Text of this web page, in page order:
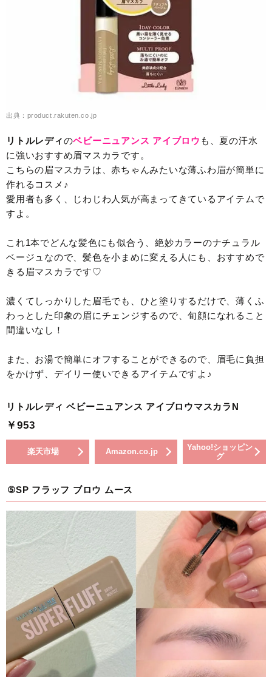
出典：product.rakuten.co.jp
リトルレディのベビーニュアンス アイブロウ も、夏の汗水
に強いおすすめ眉マスカラです。
こちらの眉マスカラは、赤ちゃんみたいな薄ふわ眉が簡単に
作れるコスメ♪
愛用者も多く、じわじわ人気が高まってきているアイテムで
すよ。
これ1本でどんな髪色にも似合う、絶妙カラーのナチュラル
ベージュなので、髪色を小まめに変える人にも、おすすめで
きる眉マスカラです♡
濃くてしっかりした眉毛でも、ひと塗りするだけで、薄くふ
わっとした印象の眉にチェンジするので、旬顔になれること
間違いなし！
また、お湯で簡単にオフすることができるので、眉毛に負担
をかけず、デイリー使いできるアイテムですよ♪
リトルレディ ベビーニュアンス アイブロウマスカラN
￥953
楽天市場 Amazon.co.jp
Yahoo!ショッピン
グ
⑤SP フラッフ ブロウ ムース